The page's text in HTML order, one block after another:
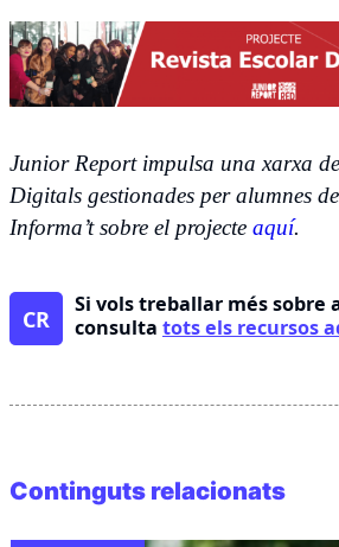
Junior Report impulsa una xarxa
Digitals gestionades per alumnes
Informa’t sobre el projecte aquí.
CR
Si vols treballar més sobre
consulta tots els recursos
Continguts relacionats